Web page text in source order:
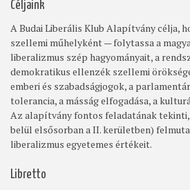
Céljaink
A Budai Liberális Klub Alapítvány célja,
szellemi műhelyként — folytassa a
liberalizmus szép hagyományait, a
demokratikus ellenzék szellemi
emberi és szabadságjogok, a
tolerancia, a másság elfogadása, a
Az alapítvány fontos feladatának tekinti,
belül elsősorban a II. kerületben)
liberalizmus egyetemes értékeit.
Libretto